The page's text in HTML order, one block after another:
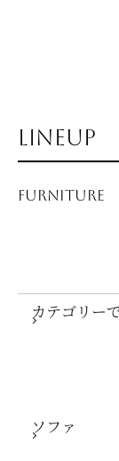
LINEUP
FURNITURE
カテゴリー
ソファ